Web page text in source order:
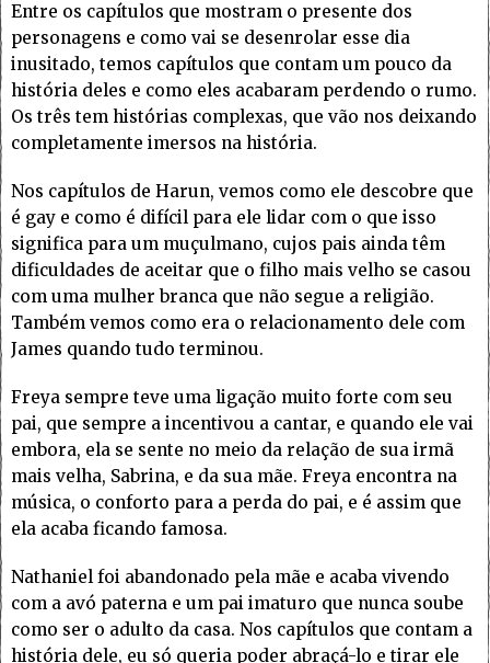
Entre os capítulos que mostram o presente dos
personagens e como vai se desenrolar esse dia
inusitado, temos capítulos que contam um pouco da
história deles e como eles acabaram perdendo o rumo.
Os três tem histórias complexas, que vão nos deixando
completamente imersos na história.
Nos capítulos de Harun, vemos como ele descobre que
é gay e como é difícil para ele lidar com o que isso
significa para um muçulmano, cujos pais ainda têm
dificuldades de aceitar que o filho mais velho se casou
com uma mulher branca que não segue a religião.
Também vemos como era o relacionamento dele com
James quando tudo terminou.
Freya sempre teve uma ligação muito forte com seu
pai, que sempre a incentivou a cantar, e quando ele vai
embora, ela se sente no meio da relação de sua irmã
mais velha, Sabrina, e da sua mãe. Freya encontra na
música, o conforto para a perda do pai, e é assim que
ela acaba ficando famosa.
Nathaniel foi abandonado pela mãe e acaba vivendo
com a avó paterna e um pai imaturo que nunca soube
como ser o adulto da casa. Nos capítulos que contam a
história dele, eu só queria poder abraçá-lo e tirar ele